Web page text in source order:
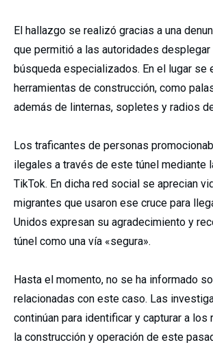
El hallazgo se realizó gracias a una
que permitió a las autoridades
búsqueda especializados. En el lugar se
herramientas de construcción, como
además de linternas, sopletes y radios
Los traficantes de personas
ilegales a través de este túnel mediante
TikTok. En dicha red social se aprecian
migrantes que usaron ese cruce para
Unidos expresan su agradecimiento y
túnel como una vía «segura».
Hasta el momento, no se ha informado
relacionadas con este caso. Las
continúan para identificar y capturar a
la construcción y operación de este